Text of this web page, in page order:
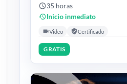
35 horas
Inicio inmediato
Video Certificado
GRATIS